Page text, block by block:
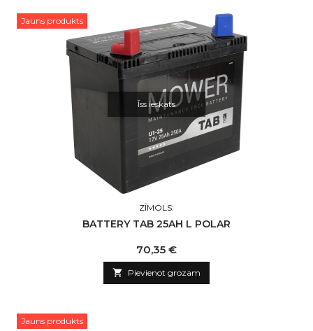
Jauns produkts
Īss ieskats
ZĪMOLS:
BATTERY TAB 25AH L POLAR
Cena
70,35 €
 Pievienot grozam
Jauns produkts